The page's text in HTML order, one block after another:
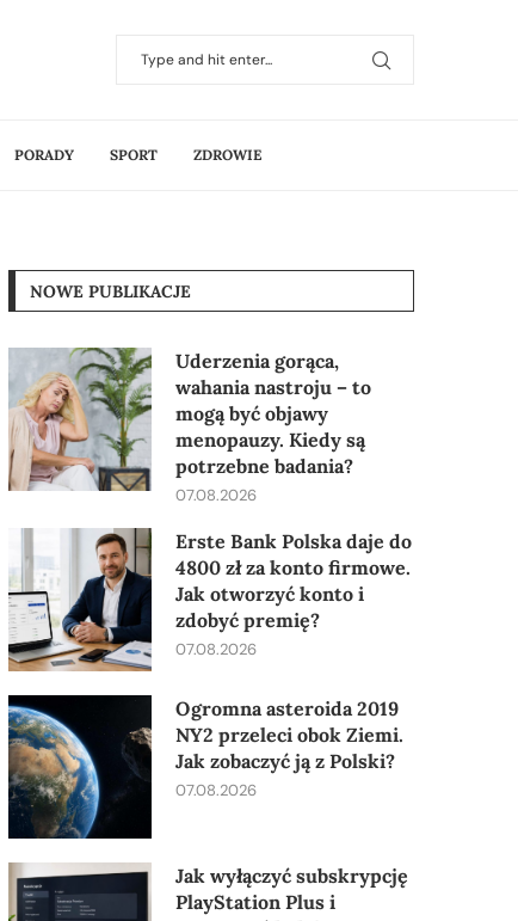
PORADY SPORT ZDROWIE
NOWE PUBLIKACJE
Uderzenia gorąca,
wahania nastroju – to
mogą być objawy
menopauzy. Kiedy są
potrzebne badania?
07.08.2026
Erste Bank Polska daje do
4800 zł za konto firmowe.
Jak otworzyć konto i
zdobyć premię?
07.08.2026
Ogromna asteroida 2019
NY2 przeleci obok Ziemi.
Jak zobaczyć ją z Polski?
07.08.2026
Jak wyłączyć subskrypcję
PlayStation Plus i